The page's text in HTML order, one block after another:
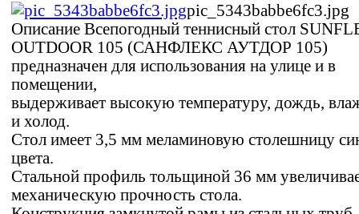
pic_5343babbe6fc3.jpg
Описание Всепогодный теннисный стол
OUTDOOR 105 (САНФЛЕКС АУТДОР 105)
предназначен для использования на улице и в
помещении,
выдерживает высокую температуру, дождь,
и холод.
Стол имеет 3,5 мм меламиновую столешницу
цвета.
Стальной профиль тольщиной 36 мм
механическую прочность стола.